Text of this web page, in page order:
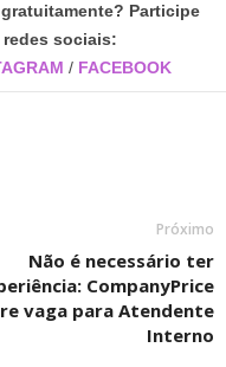
Participe
sociais:
/ FACEBOOK
Próximo
Não é necessário ter
CompanyPrice
vaga para Atendente
Interno